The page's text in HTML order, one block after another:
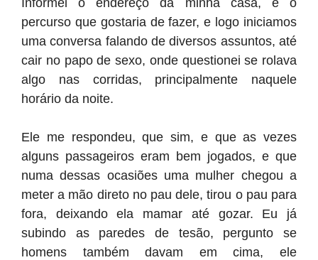
Informei o endereço da minha casa, e o
percurso que gostaria de fazer, e logo iniciamos
uma conversa falando de diversos assuntos, até
cair no papo de sexo, onde questionei se rolava
algo nas corridas, principalmente naquele
horário da noite.
Ele me respondeu, que sim, e que as vezes
alguns passageiros eram bem jogados, e que
numa dessas ocasiões uma mulher chegou a
meter a mão direto no pau dele, tirou o pau para
fora, deixando ela mamar até gozar. Eu já
subindo as paredes de tesão, pergunto se
homens também davam em cima, ele